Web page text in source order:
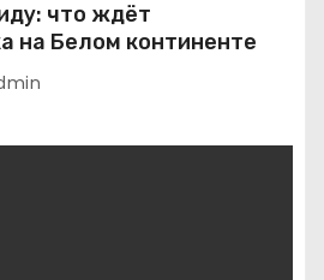
что ждёт
на Белом континенте